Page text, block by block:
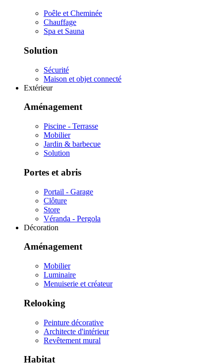
Poêle et Cheminée
Chauffage
Spa et Sauna
Solution
Sécurité
Maison et objet connecté
Extérieur
Aménagement
Piscine - Terrasse
Mobilier
Jardin & barbecue
Solution
Portes et abris
Portail - Garage
Clôture
Store
Véranda - Pergola
Décoration
Aménagement
Mobilier
Luminaire
Menuiserie et créateur
Relooking
Peinture décorative
Architecte d'intérieur
Revêtement mural
Habitat